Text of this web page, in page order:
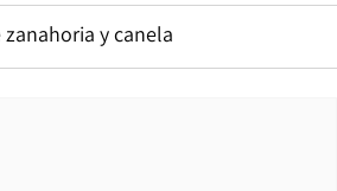
y canela